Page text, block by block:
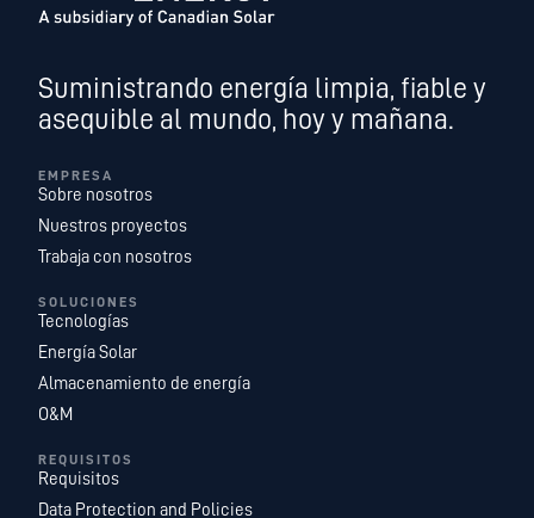
Suministrando energía limpia, fiable y
asequible al mundo, hoy y mañana.
EMPRESA
Sobre nosotros
Nuestros proyectos
Trabaja con nosotros
SOLUCIONES
Tecnologías
Energía Solar
Almacenamiento de energía
O&M
REQUISITOS
Requisitos
Data Protection and Policies